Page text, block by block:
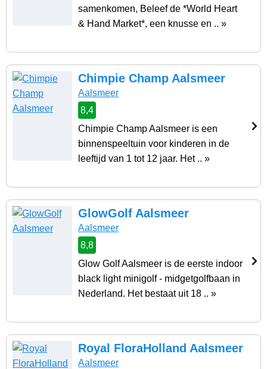
samenkomen, Beleef de *World Heart
& Hand Market*, een knusse en .. »
Chimpie Champ Aalsmeer
Aalsmeer
8,4
Chimpie Champ Aalsmeer is een
binnenspeeltuin voor kinderen in de
leeftijd van 1 tot 12 jaar. Het .. »
GlowGolf Aalsmeer
Aalsmeer
8,8
Glow Golf Aalsmeer is de eerste indoor
black light minigolf - midgetgolfbaan in
Nederland. Het bestaat uit 18 .. »
Royal FloraHolland Aalsmeer
Aalsmeer